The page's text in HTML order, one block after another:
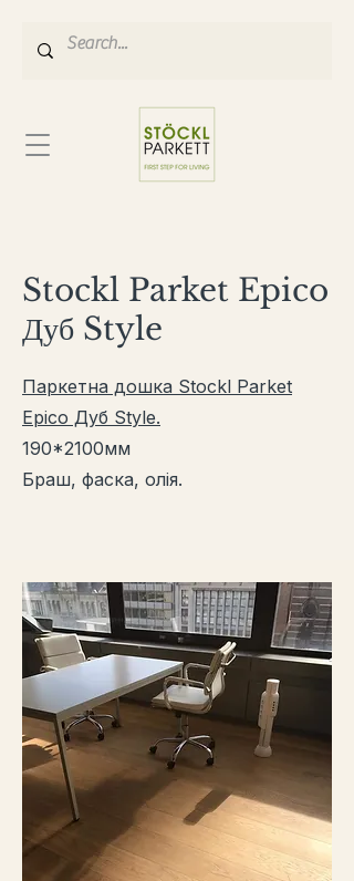
Stockl Parket Epico
Дуб Style
Паркетна дошка Stockl Parket
Epico Дуб Style.
190*2100мм
Браш, фаска, олія.